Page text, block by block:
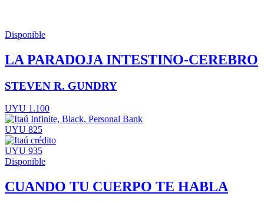
Disponible
LA PARADOJA INTESTINO-CEREBRO
STEVEN R. GUNDRY
UYU 1.100
UYU 825
UYU 935
Disponible
CUANDO TU CUERPO TE HABLA